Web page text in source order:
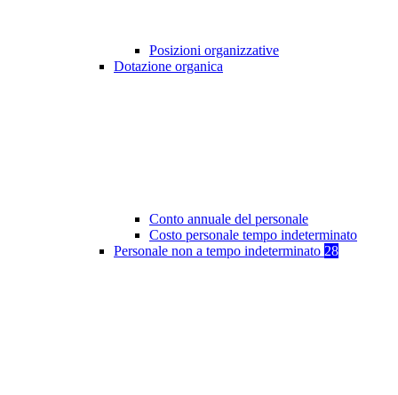
Posizioni organizzative
Dotazione organica
Conto annuale del personale
Costo personale tempo indeterminato
Personale non a tempo indeterminato 28